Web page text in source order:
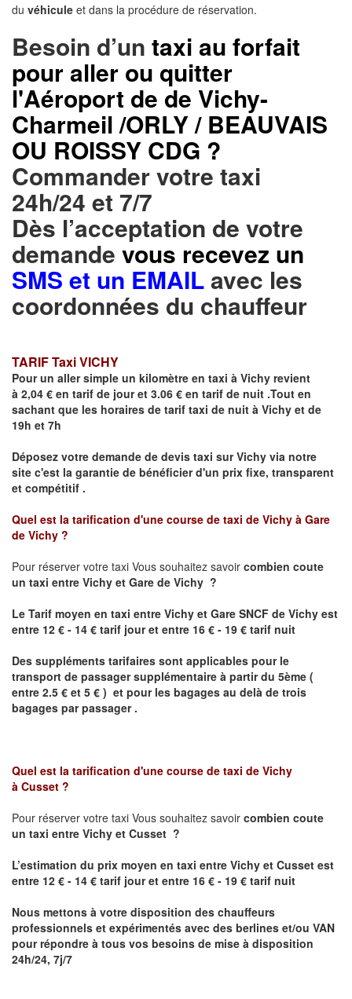
du véhicule et dans la procédure de réservation.
Besoin d’un taxi au forfait
pour aller ou quitter
l'Aéroport de de Vichy-
Charmeil /ORLY / BEAUVAIS
OU ROISSY CDG ?
Commander votre taxi
24h/24 et 7/7
Dès l’acceptation de votre
demande vous recevez un
SMS et un EMAILavec les
coordonnées du chauffeur
TARIF Taxi VICHY
Pour un aller simple un kilomètre en taxi à Vichy revient
à 2,04 € en tarif de jour et 3.06 € en tarif de nuit .Tout en
sachant que les horaires de tarif taxi de nuit à Vichy et de
19h et 7h
Déposez votre demande de devis taxi surVichy via notre
site c'est la garantie de bénéficier d'un prix fixe, transparent
et compétitif .
Quel est la tarification d'une course de taxi de Vichy à Gare
de Vichy ?
Pour réserver votre taxi Vous souhaitez savoir combien coute
un taxi entre Vichy et Gare de Vichy ?
Le Tarif moyen en taxi entre Vichy et Gare SNCF de Vichy est
entre 12 € - 14 € tarif jour et entre 16 € - 19 € tarif nuit
Des suppléments tarifaires sont applicables pour le
transport de passager supplémentaire à partir du 5ème (
entre 2.5 € et 5 € ) et pour les bagages au delà de trois
bagages par passager .
Quel est la tarification d'une course de taxi de Vichy
à Cusset ?
Pour réserver votre taxi Vous souhaitez savoir combien coute
un taxi entre Vichy et Cusset ?
L’estimation du prix moyen en taxi entre Vichy et Cusset est
entre 12 € - 14 € tarif jour et entre 16 € - 19 € tarif nuit
Nous mettons à votre disposition des chauffeurs
professionnels et expérimentés avec des berlines et/ou VAN
pour répondre à tous vos besoins de mise à disposition
24h/24, 7j/7